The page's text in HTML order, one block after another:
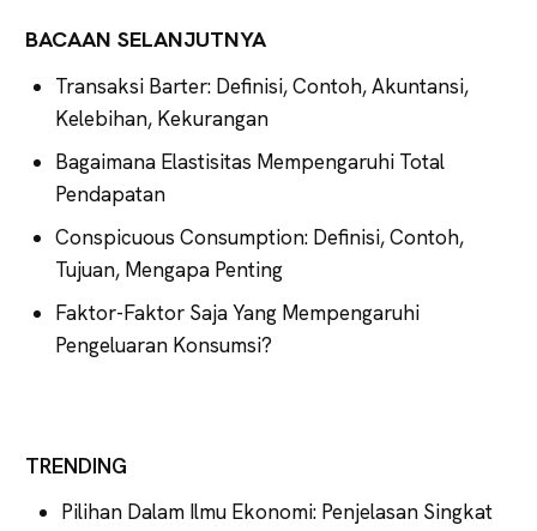
BACAAN SELANJUTNYA
Transaksi Barter: Definisi, Contoh, Akuntansi,
Kelebihan, Kekurangan
Bagaimana Elastisitas Mempengaruhi Total
Pendapatan
Conspicuous Consumption: Definisi, Contoh,
Tujuan, Mengapa Penting
Faktor-Faktor Saja Yang Mempengaruhi
Pengeluaran Konsumsi?
TRENDING
Pilihan Dalam Ilmu Ekonomi: Penjelasan Singkat